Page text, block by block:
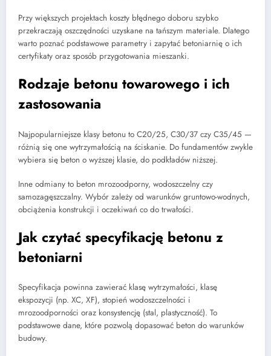
Przy większych projektach koszty błędnego doboru szybko
przekraczają oszczędności uzyskane na tańszym materiale. Dlatego
warto poznać podstawowe parametry i zapytać betoniarnię o ich
certyfikaty oraz sposób przygotowania mieszanki.
Rodzaje betonu towarowego i ich
zastosowania
Najpopularniejsze klasy betonu to C20/25, C30/37 czy C35/45 —
różnią się one wytrzymałością na ściskanie. Do fundamentów zwykle
wybiera się beton o wyższej klasie, do podkładów niższej.
Inne odmiany to beton mrozoodporny, wodoszczelny czy
samozagęszczalny. Wybór zależy od warunków gruntowo-wodnych,
obciążenia konstrukcji i oczekiwań co do trwałości.
Jak czytać specyfikację betonu z
betoniarni
Specyfikacja powinna zawierać klasę wytrzymałości, klasę
ekspozycji (np. XC, XF), stopień wodoszczelności i
mrozoodporności oraz konsystencję (stal, plastyczność). To
podstawowe dane, które pozwolą dopasować beton do warunków
budowy.